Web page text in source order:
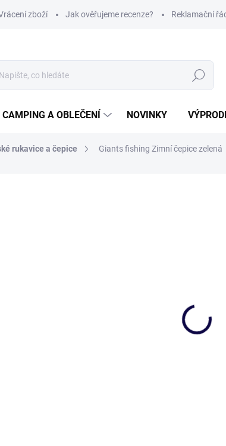
zboží Jak ověřujeme recenze? Reklamační
Hledat
CAMPING A OBLEČENÍ NOVINKY
rukavice a čepice Giants fishing Zimní čepice zelená